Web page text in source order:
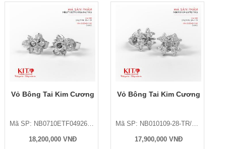
Vỏ Bông Tai Kim Cương
Mã SP: NB0710ETF049261A/1KG
18,200,000 VNĐ
Vỏ Bông Tai Kim Cương
17,900,000 VNĐ